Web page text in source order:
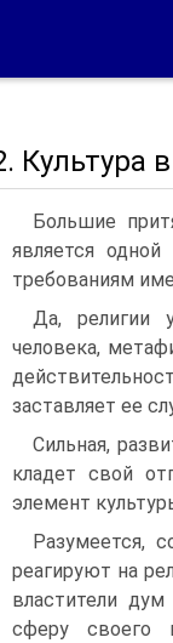
Культура
Большие
является
требованиям
Да, религии
человека,
заставляет ее
Сильная,
кладет свой
элемент
Разумеется,
реагируют на
властители
сферу своего